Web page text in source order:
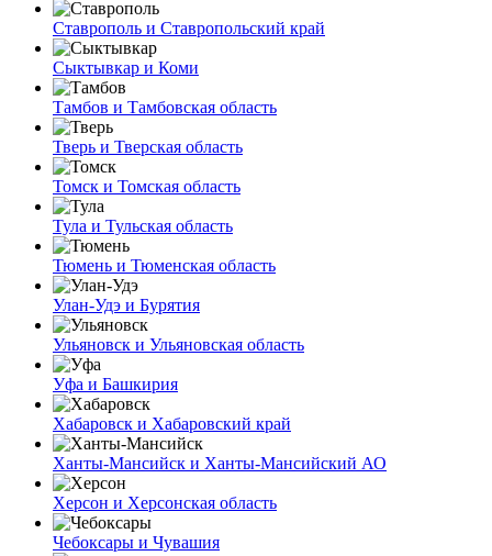
Ставрополь и Ставропольский край
Сыктывкар и Коми
Тамбов и Тамбовская область
Тверь и Тверская область
Томск и Томская область
Тула и Тульская область
Тюмень и Тюменская область
Улан-Удэ и Бурятия
Ульяновск и Ульяновская область
Уфа и Башкирия
Хабаровск и Хабаровский край
Ханты-Мансийск и Ханты-Мансийский АО
Херсон и Херсонская область
Чебоксары и Чувашия